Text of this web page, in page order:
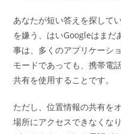
あなたが短い答えを探して
を嫌う、はいGoogleはまだ
事は、多くのアプリケーシ
モードであっても、携帯電
共有を使用することです。
ただし、位置情報の共有を
場所にアクセスできなくな